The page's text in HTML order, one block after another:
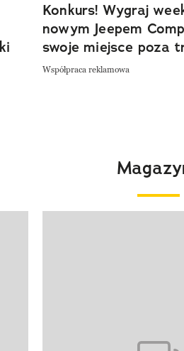
Konkurs! Wygraj
nowym Jeepem
swoje miejsce poza
Współpraca reklamowa